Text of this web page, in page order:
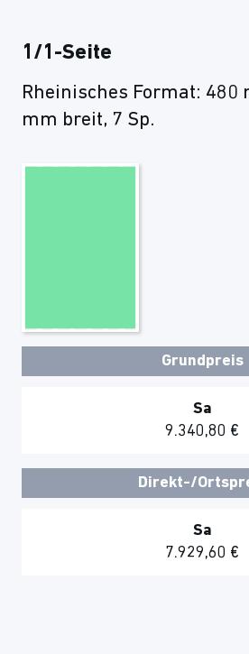
1/1-Seite
Rheinisches Format: 480
mm breit, 7 Sp.
Grundpreis
Sa
9.340,80 €
Direkt-/
Sa
7.929,60 €